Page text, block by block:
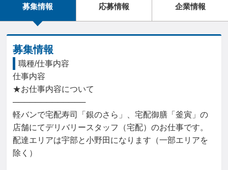
募集情報 応募情報 企業情報
募集情報
職種/仕事内容
仕事内容
★お仕事内容について
─────────────
軽バンで宅配寿司「銀のさら」、宅配御膳「釜寅」の
店舗にてデリバリースタッフ（宅配）のお仕事です。
配達エリアは宇部と小野田になります（一部エリアを
除く）